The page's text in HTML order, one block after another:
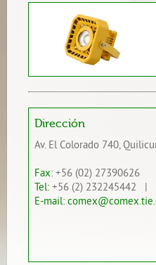
Dirección
Av. El Colorado 740,
Fax: +56 (02) 27390626
Tel: +56 (2) 232245442 |
E-mail: